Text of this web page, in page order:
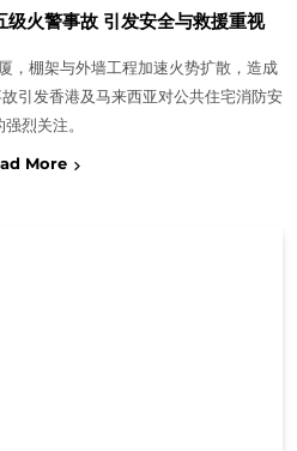
火警事故 引发安全与救援重视
，棚架与外墙工程加速火势扩散，造成
引发香港及马来西亚对公共住宅消防安
烈关注。
More